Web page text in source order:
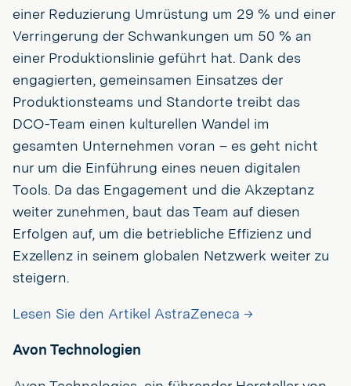
einer Reduzierung Umrüstung um 29 % und einer
Verringerung der Schwankungen um 50 % an
einer Produktionslinie geführt hat. Dank des
engagierten, gemeinsamen Einsatzes der
Produktionsteams und Standorte treibt das
DCO-Team einen kulturellen Wandel im
gesamten Unternehmen voran – es geht nicht
nur um die Einführung eines neuen digitalen
Tools. Da das Engagement und die Akzeptanz
weiter zunehmen, baut das Team auf diesen
Erfolgen auf, um die betriebliche Effizienz und
Exzellenz in seinem globalen Netzwerk weiter zu
steigern.
Lesen Sie den Artikel AstraZeneca →
Avon Technologien